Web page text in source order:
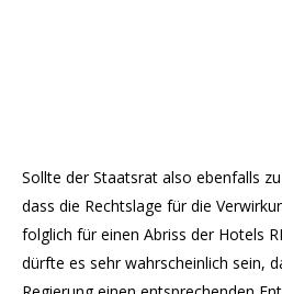
Sollte der Staatsrat also ebenfalls
dass die Rechtslage für die
folglich für einen Abriss der Hotels
dürfte es sehr wahrscheinlich sein,